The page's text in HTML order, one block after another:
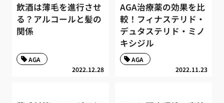
飲酒は薄毛を進行させ
る？アルコールと髪の
関係
2022.12.28
AGA
AGA治療薬の効果を比
較！フィナステリド・
デュタステリド・ミノ
キシジル
2022.11.23
AGA